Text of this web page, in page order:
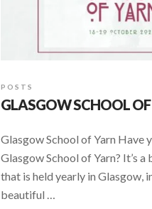
POSTS
GLASGOW SCHOOL
Glasgow School of Yarn Have
Glasgow School of Yarn? It’s
that is held yearly in Glasgow,
beautiful …